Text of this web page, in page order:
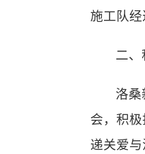
施工队
二、
洛桑
会，积
递关爱